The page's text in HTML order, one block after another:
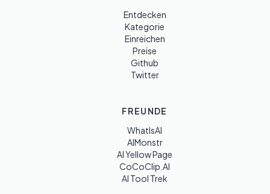
Entdecken
Kategorie
Einreichen
Preise
Github
Twitter
FREUNDE
WhatIsAI
AIMonstr
AI Yellow Page
CoCoClip.AI
AI Tool Trek